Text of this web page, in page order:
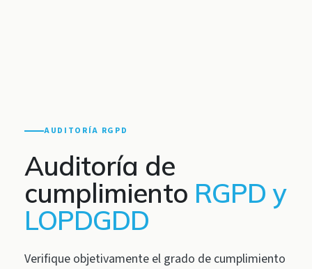
AUDITORÍA RGPD
Auditoría de
cumplimiento RGPD y
LOPDGDD
Verifique objetivamente el grado de cumplimiento